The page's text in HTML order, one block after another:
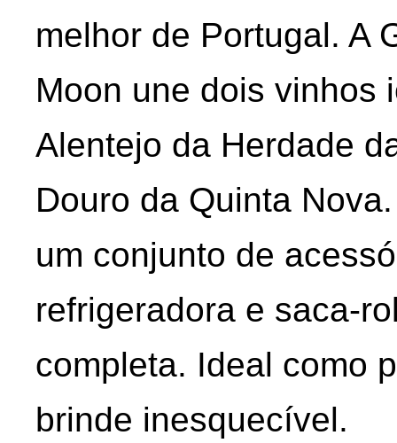
melhor de Portugal. A
Moon une dois vinhos
Alentejo da Herdade
Douro da Quinta
um conjunto de
refrigeradora e saca-
completa. Ideal como
brinde inesquecível.